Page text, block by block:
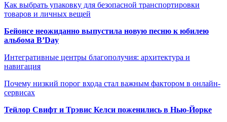
Как выбрать упаковку для безопасной транспортировки
товаров и личных вещей
Бейонсе неожиданно выпустила новую песню к юбилею
альбома B’Day
Интегративные центры благополучия: архитектура и
навигация
Почему низкий порог входа стал важным фактором в онлайн-
сервисах
Тейлор Свифт и Трэвис Келси поженились в Нью-Йорке